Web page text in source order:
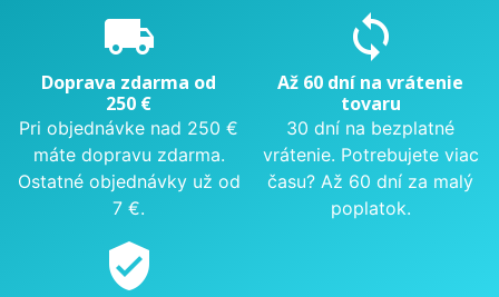
local_shipping
Doprava zdarma od
250 €
Pri objednávke nad 250 €
máte dopravu zdarma.
Ostatné objednávky už od
7 €.
sync
Až 60 dní na vrátenie
tovaru
30 dní na bezplatné
vrátenie. Potrebujete viac
času? Až 60 dní za malý
poplatok.
verified_user